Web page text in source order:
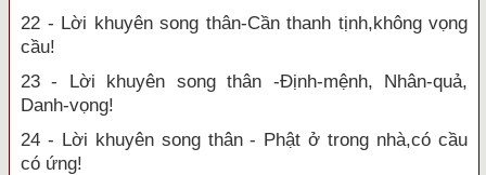
22 - Lời khuyên song thân-Cần thanh tịnh,không vọng
cầu!
23 - Lời khuyên song thân -Định-mệnh, Nhân-quả,
Danh-vọng!
24 - Lời khuyên song thân - Phật ở trong nhà,có cầu
có ứng!